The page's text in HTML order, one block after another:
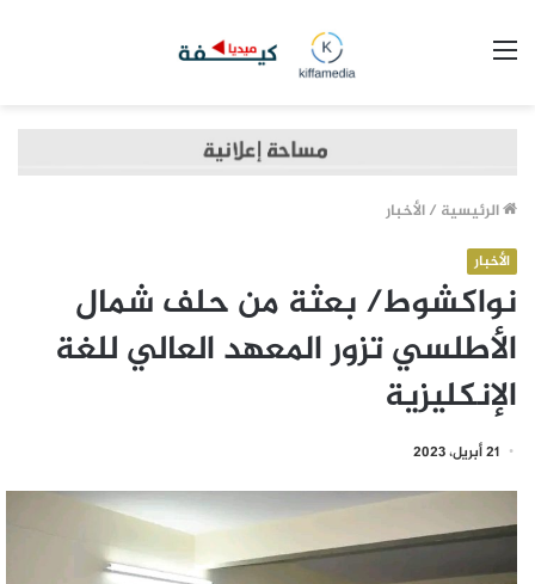
الرئيسية /الأخبار
الأخبار
نواكشوط/ بعثة من حلف شمال
الأطلسي تزور المعهد العالي للغة
الإنكليزية
21 أبريل، 2023